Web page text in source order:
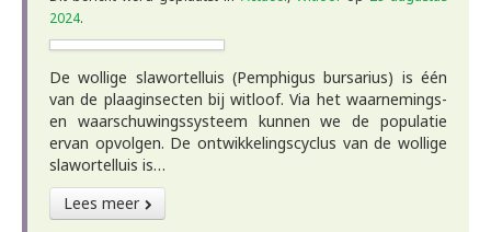
2024.
De wollige slawortelluis (Pemphigus bursarius) is één
van de plaaginsecten bij witloof. Via het waarnemings-
en waarschuwingssysteem kunnen we de populatie
ervan opvolgen. De ontwikkelingscyclus van de wollige
slawortelluis is…
Lees meer